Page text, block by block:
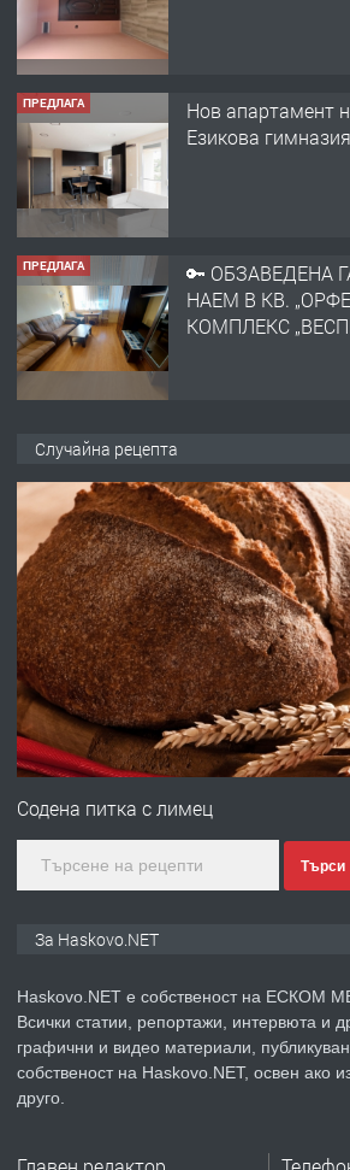
ПРЕДЛАГА
Нов апартамент
Езикова гимназия
ПРЕДЛАГА
🔑 ОБЗАВЕДЕНА
НАЕМ В КВ.
КОМПЛЕКС
АПАРТАМЕНТ В
ХАСКОВО
ПРЕДЛАГА Давам гараж под
ПРЕДЛАГА
№4120 Магазин/
градската градина!
ПРЕДЛАГА
Продавам парцел
Случайна рецепта
Содена питка с лимец
Търси
За Haskovo.NET
Haskovo.NET е собственост на ЕСКОМ
Всички статии, репортажи, интервюта и
графични и видео материали,
собственост на Haskovo.NET, освен ако
друго.